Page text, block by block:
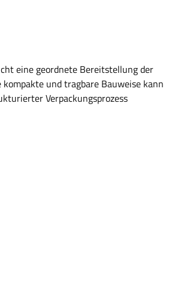
eine geordnete Bereitstellung der
und tragbare Bauweise kann
Verpackungsprozess